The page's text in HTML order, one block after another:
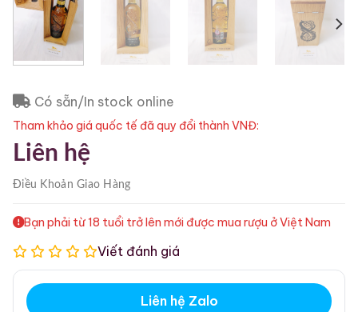
Có sẵn/In stock online
Tham khảo giá quốc tế đã quy đổi thành VNĐ:
Liên hệ
Điều KhoảnGiao Hàng
Bạn phải từ 18 tuổi trở lên mới được mua rượu ở Việt Nam
Viết đánh giá
Liên hệ Zalo